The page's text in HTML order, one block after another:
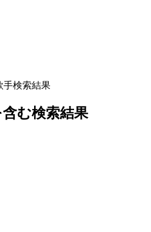
手検索結果
む検索結果